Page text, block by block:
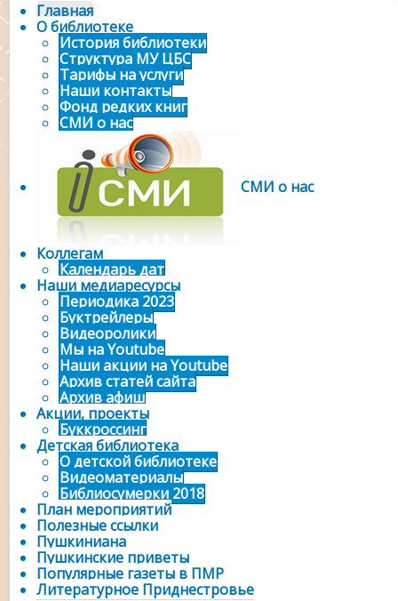
Главная
О библиотеке
История библиотеки
Структура МУ ЦБС
Тарифы на услуги
Наши контакты
Фонд редких книг
СМИ о нас
СМИ о нас
Коллегам
Календарь дат
Наши медиаресурсы
Периодика 2023
Буктрейлеры
Видеоролики
Мы на Youtube
Наши акции на Youtube
Архив статей сайта
Архив афиш
Акции, проекты
Буккроссинг
Детская библиотека
О детской библиотеке
Видеоматериалы
Библиосумерки 2018
План мероприятий
Полезные ссылки
Пушкиниана
Пушкинские приветы
Популярные газеты в ПМР
Литературное Приднестровье